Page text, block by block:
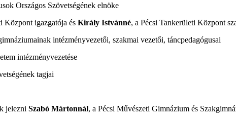
Országos Szövetségének elnöke
Központ igazgatója és Király Istvánné, a Pécsi Tankerületi Központ
intézményvezetői, szakmai vezetői, táncpedagógusai
intézményvezetése
tagjai
jelezni Szabó Mártonnál, a Pécsi Művészeti Gimnázium és